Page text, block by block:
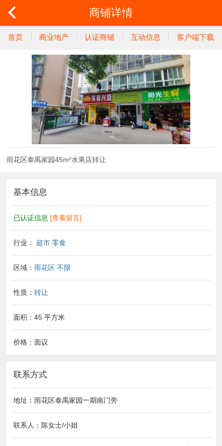
商铺详情
首页 商业地产 认证商铺 互动信息 客户端下载
雨花区泰禹家园45m²水果店转让
基本信息
已认证信息 [查看留言]
行业： 超市 零食
区域： 雨花区 不限
性质： 转让
面积：45 平方米
价格：面议
联系方式
地址：雨花区泰禹家园一期南门旁
联系人：陈女士/小姐